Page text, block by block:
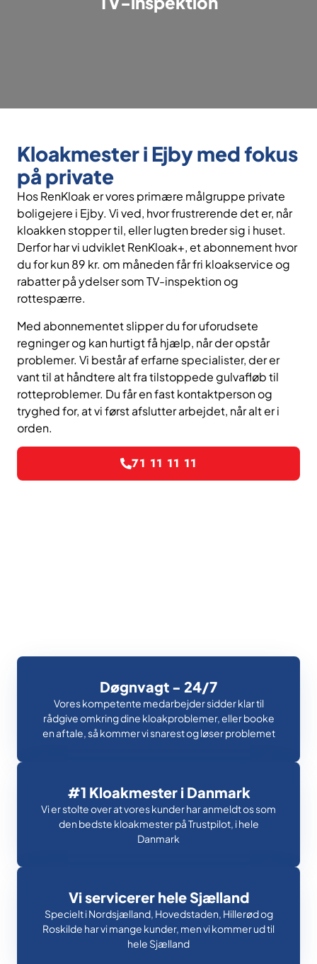
Kloakmester i Ejby med fokus
på private
Hos RenKloak er vores primære målgruppe private
boligejere i Ejby. Vi ved, hvor frustrerende det er, når
kloakken stopper til, eller lugten breder sig i huset.
Derfor har vi udviklet RenKloak+, et abonnement hvor
du for kun 89 kr. om måneden får fri kloakservice og
rabatter på ydelser som TV-inspektion og
rottespærre.
Med abonnementet slipper du for uforudsete
regninger og kan hurtigt få hjælp, når der opstår
problemer. Vi består af erfarne specialister, der er
vant til at håndtere alt fra tilstoppede gulvafløb til
rotteproblemer. Du får en fast kontaktperson og
tryghed for, at vi først afslutter arbejdet, når alt er i
orden.
71 11 11 11
Døgnvagt - 24/7
Vores kompetente medarbejder sidder klar til
rådgive omkring dine kloakproblemer, eller booke
en aftale, så kommer vi snarest og løser problemet
#1 Kloakmester i Danmark
Vi er stolte over at vores kunder har anmeldt os som
den bedste kloakmester på Trustpilot, i hele
Danmark
Vi servicerer hele Sjælland
Specielt i Nordsjælland, Hovedstaden, Hillerød og
Roskilde har vi mange kunder, men vi kommer ud til
hele Sjælland